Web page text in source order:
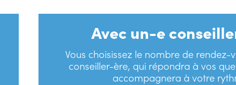
Avec un-e
Vous choisissez le nombre de rendez-
conseiller-ère, qui répondra à vos
accompagnera à votre